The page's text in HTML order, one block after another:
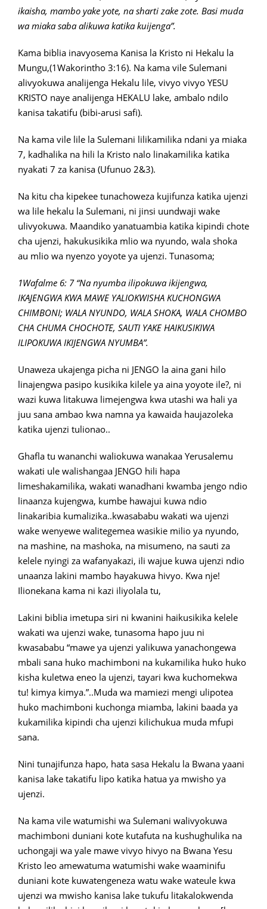
ikaisha, mambo yake yote, na sharti zake zote. Basi muda
wa miaka saba alikuwa katika kuijenga”.
Kama biblia inavyosema Kanisa la Kristo ni Hekalu la
Mungu,(1Wakorintho 3:16). Na kama vile Sulemani
alivyokuwa analijenga Hekalu lile, vivyo vivyo YESU
KRISTO naye analijenga HEKALU lake, ambalo ndilo
kanisa takatifu (bibi-arusi safi).
Na kama vile lile la Sulemani lilikamilika ndani ya miaka
7, kadhalika na hili la Kristo nalo linakamilika katika
nyakati 7 za kanisa (Ufunuo 2&3).
Na kitu cha kipekee tunachoweza kujifunza katika ujenzi
wa lile hekalu la Sulemani, ni jinsi uundwaji wake
ulivyokuwa. Maandiko yanatuambia katika kipindi chote
cha ujenzi, hakukusikika mlio wa nyundo, wala shoka
au mlio wa nyenzo yoyote ya ujenzi. Tunasoma;
1Wafalme 6: 7 “Na nyumba ilipokuwa ikijengwa,
IKAJENGWA KWA MAWE YALIOKWISHA KUCHONGWA
CHIMBONI; WALA NYUNDO, WALA SHOKA, WALA CHOMBO
CHA CHUMA CHOCHOTE, SAUTI YAKE HAIKUSIKIWA
ILIPOKUWA IKIJENGWA NYUMBA”.
Unaweza ukajenga picha ni JENGO la aina gani hilo
linajengwa pasipo kusikika kilele ya aina yoyote ile?, ni
wazi kuwa litakuwa limejengwa kwa utashi wa hali ya
juu sana ambao kwa namna ya kawaida haujazoleka
katika ujenzi tulionao..
Ghafla tu wananchi waliokuwa wanakaa Yerusalemu
wakati ule walishangaa JENGO hili hapa
limeshakamilika, wakati wanadhani kwamba jengo ndio
linaanza kujengwa, kumbe hawajui kuwa ndio
linakaribia kumalizika..kwasababu wakati wa ujenzi
wake wenyewe walitegemea wasikie milio ya nyundo,
na mashine, na mashoka, na misumeno, na sauti za
kelele nyingi za wafanyakazi, ili wajue kuwa ujenzi ndio
unaanza lakini mambo hayakuwa hivyo. Kwa nje!
Ilionekana kama ni kazi iliyolala tu,
Lakini biblia imetupa siri ni kwanini haikusikika kelele
wakati wa ujenzi wake, tunasoma hapo juu ni
kwasababu “mawe ya ujenzi yalikuwa yanachongewa
mbali sana huko machimboni na kukamilika huko huko
kisha kuletwa eneo la ujenzi, tayari kwa kuchomekwa
tu! kimya kimya.”..Muda wa mamiezi mengi ulipotea
huko machimboni kuchonga miamba, lakini baada ya
kukamilika kipindi cha ujenzi kilichukua muda mfupi
sana.
Nini tunajifunza hapo, hata sasa Hekalu la Bwana yaani
kanisa lake takatifu lipo katika hatua ya mwisho ya
ujenzi.
Na kama vile watumishi wa Sulemani walivyokuwa
machimboni duniani kote kutafuta na kushughulika na
uchongaji wa yale mawe vivyo hivyo na Bwana Yesu
Kristo leo amewatuma watumishi wake waaminifu
duniani kote kuwatengeneza watu wake wateule kwa
ujenzi wa mwisho kanisa lake tukufu litakalokwenda